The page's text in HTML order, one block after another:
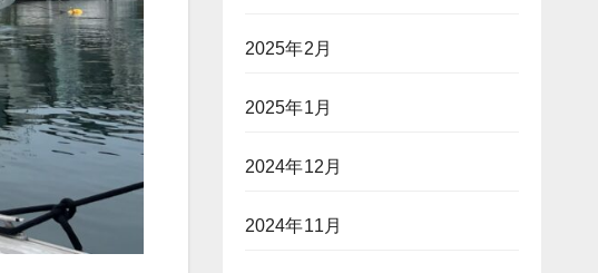
2025年2月
2025年1月
2024年12月
2024年11月